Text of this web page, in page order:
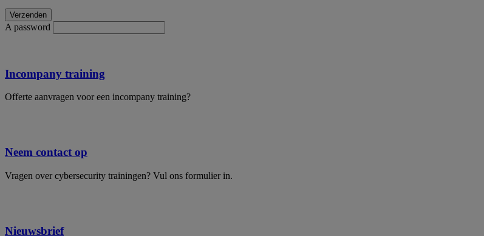
A password
Incompany training
Offerte aanvragen voor een incompany training?
Neem contact op
Vragen over cybersecurity trainingen? Vul ons formulier in.
Nieuwsbrief